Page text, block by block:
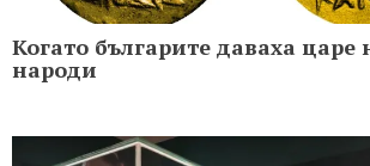
Когато българите даваха царе
народи